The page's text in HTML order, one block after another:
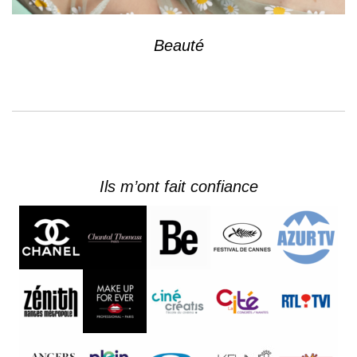
Beauté
Ils m’ont fait confiance